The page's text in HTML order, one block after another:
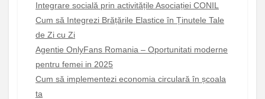
Integrare socială prin activitățile Asociației CONIL
Cum să Integrezi Brățările Elastice în Ținutele Tale
de Zi cu Zi
Agentie OnlyFans Romania – Oportunitati moderne
pentru femei in 2025
Cum să implementezi economia circulară în școala
ta